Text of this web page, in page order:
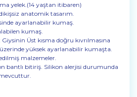
yelek.(14 yaştan itibaren)
anatomik tasarım.
ayarlanabilir kumaş.
kumaş.
Üst kısma doğru kıvrılmasına
yüksek ayarlanabilir kumaşta.
malzemeler.
bantlı bitiriş. Silikon alerjisi durumunda